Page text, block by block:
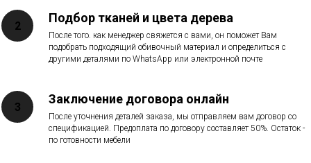
Подбор тканей и цвета дерева
После того. как менеджер свяжется с вами, он поможет Вам
подобрать подходящий обивочный материал и определиться с
другими деталями по WhatsApp или электронной почте
Заключение договора онлайн
После уточнения деталей заказа, мы отправляем вам договор со
спецификацией. Предоплата по договору составляет 50%. Остаток -
по готовности мебели